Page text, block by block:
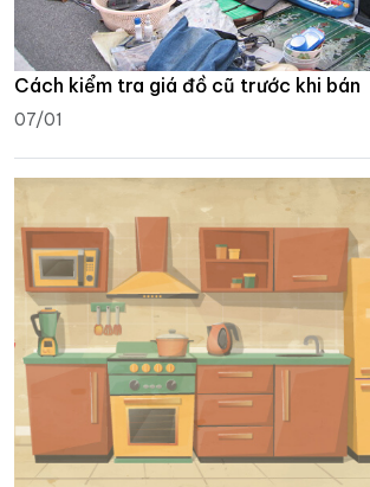
Cách kiểm tra giá đồ cũ trước khi bán
07/01